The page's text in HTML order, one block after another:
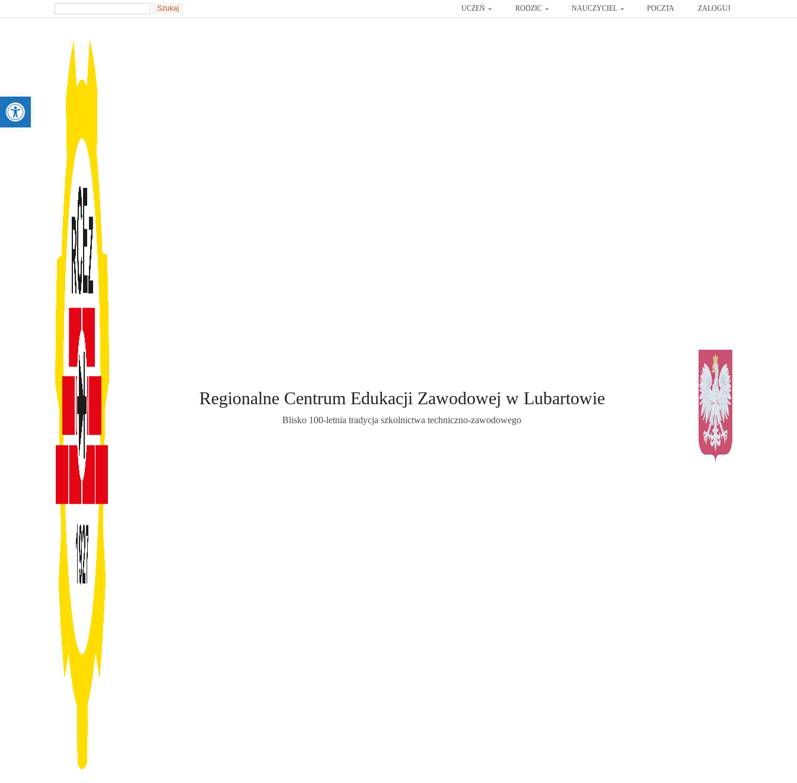
UCZEŃ RODZIC NAUCZYCIEL POCZTA ZALOGUJ
Regionalne Centrum Edukacji Zawodowej w Lubartowie
Blisko 100-letnia tradycja szkolnictwa techniczno-zawodowego
Otwórz pasek narzędzi